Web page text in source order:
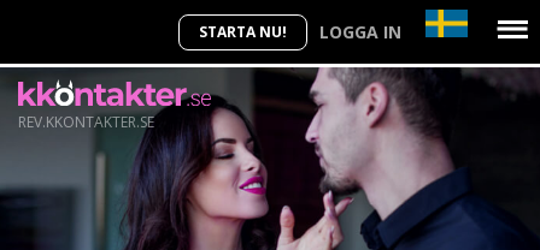
STARTA NU! LOGGA IN
REV.KKONTAKTER.SE